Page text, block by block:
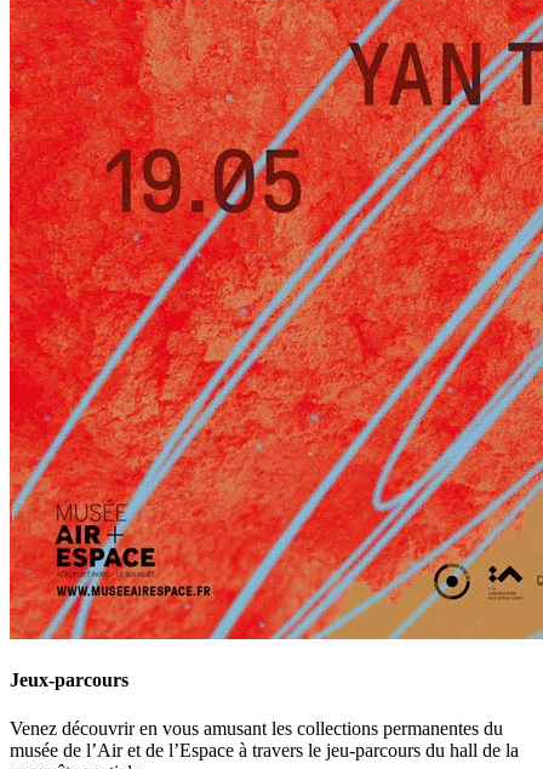
Jeux-parcours
Venez découvrir en vous amusant les collections permanentes du
musée de l’Air et de l’Espace à travers le jeu-parcours du hall de la